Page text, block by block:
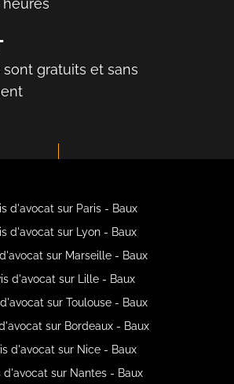
sont gratuits et sans
d'avocat sur Paris - Baux
d'avocat sur Lyon - Baux
sur Marseille - Baux
d'avocat sur Lille - Baux
sur Toulouse - Baux
sur Bordeaux - Baux
d'avocat sur Nice - Baux
d'avocat sur Nantes - Baux